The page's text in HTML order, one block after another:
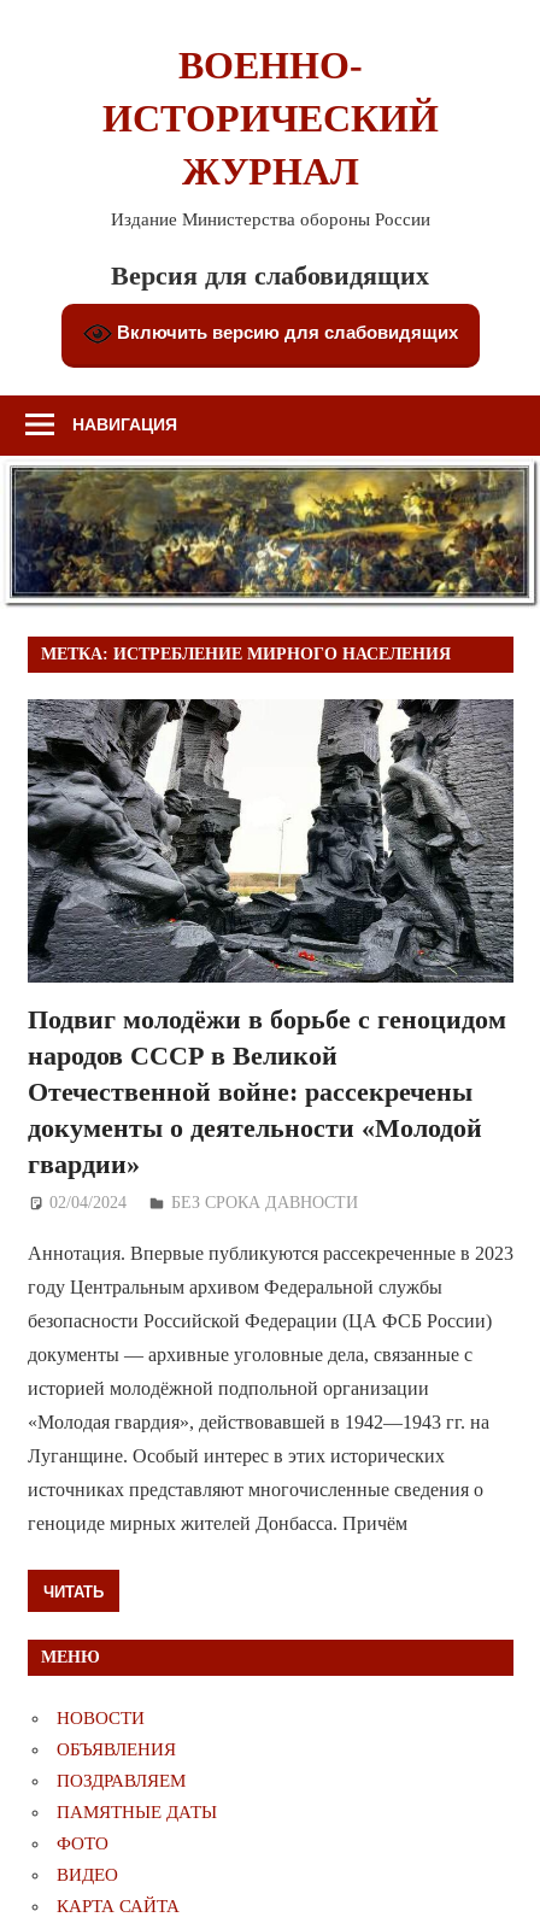
ВОЕННО-
ИСТОРИЧЕСКИЙ
ЖУРНАЛ
Издание Министерства обороны России
Версия для слабовидящих
Включить версию для слабовидящих
НАВИГАЦИЯ
МЕТКА: ИСТРЕБЛЕНИЕ МИРНОГО НАСЕЛЕНИЯ
Подвиг молодёжи в борьбе с геноцидом
народов СССР в Великой
Отечественной войне: рассекречены
документы о деятельности «Молодой
гвардии»
02/04/2024 Дежурный по Редакции
БЕЗ СРОКА ДАВНОСТИ
Аннотация. Впервые публикуются рассекреченные в 2023
году Центральным архивом Федеральной службы
безопасности Российской Федерации (ЦА ФСБ России)
документы — архивные уголовные дела, связанные с
историей молодёжной подпольной организации
«Молодая гвардия», действовавшей в 1942—1943 гг. на
Луганщине. Особый интерес в этих исторических
источниках представляют многочисленные сведения о
геноциде мирных жителей Донбасса. Причём
ЧИТАТЬ
МЕНЮ
НОВОСТИ
ОБЪЯВЛЕНИЯ
ПОЗДРАВЛЯЕМ
ПАМЯТНЫЕ ДАТЫ
ФОТО
ВИДЕО
КАРТА САЙТА